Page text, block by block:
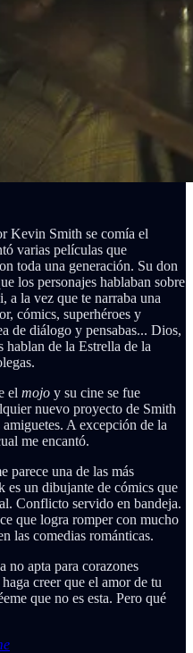
Kevin Smith se comía el
varias películas que
toda una generación. Su don
los personajes hablaban sobre
a la vez que te narraba una
cómics, superhéroes y
de diálogo y pensabas... Dios,
hablan de la Estrella de la
el mojo y su cine se fue
nuevo proyecto de Smith
A excepción de la
me encantó.
parece una de las más
es un dibujante de cómics que
Conflicto servido en bandeja.
que logra romper con mucho
las comedias románticas.
no apta para corazones
creer que el amor de tu
que no es esta. Pero qué